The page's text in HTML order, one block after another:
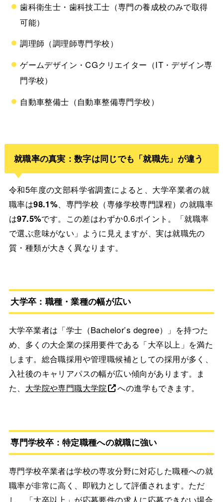
歯科衛生士・歯科技工士（専門の養成校のみで取得
可能）
調理師（調理師専門学校）
ゲームデザイン・CGクリエイター（IT・デザイン専
門学校）
自動車整備士（自動車整備専門学校）
就職率の真実：数字は同じでも「就職先」が違う
令和5年度の文部科学省調査によると、大学卒業者の就
職率は98.1% 、専門学校（専修学校専門課程）の就職率
は97.5%です。この差はわずか0.6ポイント。「就職率
で選ぶ意味がない」ように見えますが、実は就職先の
質・種類が大きく異なります。
大学卒：職種・業種の幅が広い
大学卒業者は「学士（Bachelor’s degree）」を持つた
め、多くの大企業の採用要件である「大卒以上」を満た
します。総合職採用や管理職候補としての採用が多く、
入社後のキャリアパスの幅が広い傾向があります。ま
た、 大学院や専門職大学院 への進学もできます。
専門学校卒：特定職種への就職に強い
専門学校卒業者は学校の専攻分野に対応した職種への就
職率が非常に高く、即戦力として評価されます。ただ
し、「大卒以上」が応募要件の求人に応募できない場合